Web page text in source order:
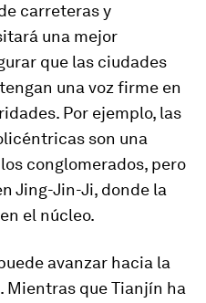
carreteras y
una mejor
que las ciudades
una voz firme en
Por ejemplo, las
son una
conglomerados, pero
Jing-Jin-Ji, donde la
el núcleo.
avanzar hacia la
que Tianjín ha